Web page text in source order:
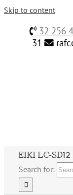
Skip to content
32 256
31
EIKI LC-SD12
Search for: